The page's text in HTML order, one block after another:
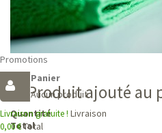
Promotions
Panier
Aucun produit
Livraison gratuite ! Livraison
0,00 €Total
Produit ajouté au
Quantité
Total